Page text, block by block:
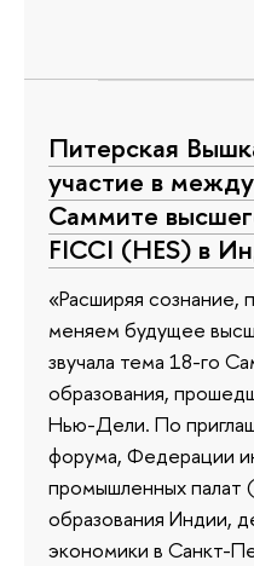
Питерская
участие в
Саммите
FICCI (HES) в
«Расширяя сознание,
меняем будущее
звучала тема 18-го
образования,
Нью-Дели. По
форума, Федерации
промышленных палат
образования Индии,
экономики в Санкт-